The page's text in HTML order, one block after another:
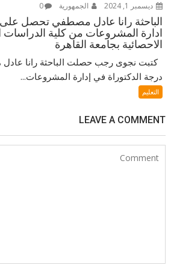
ديسمبر 1, 2024 الجمهورية 0
الباحثة رانا عادل مصطفي تحصل على
ادارة المشروعات من كلية الدراسات
الاحصائية بجامعة القاهرة
كتبت نجوى رجب حصلت الباحثة رانا
درجة الدكتوراة في إدارة المشروعات...
التعليم
LEAVE A COMMENT